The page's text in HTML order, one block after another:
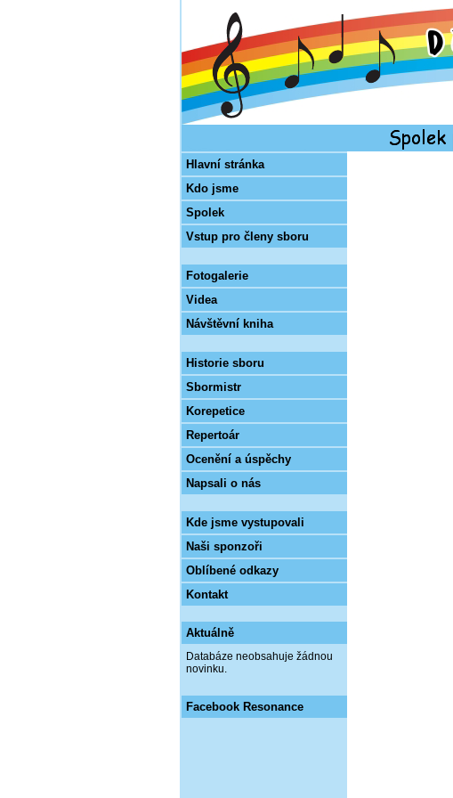
Hlavní stránka
Kdo jsme
Spolek
Vstup pro členy sboru
Fotogalerie
Videa
Návštěvní kniha
Historie sboru
Sbormistr
Korepetice
Repertoár
Ocenění a úspěchy
Napsali o nás
Kde jsme vystupovali
Naši sponzoři
Oblíbené odkazy
Kontakt
Aktuálně
Databáze neobsahuje žádnou
novinku.
Facebook Resonance